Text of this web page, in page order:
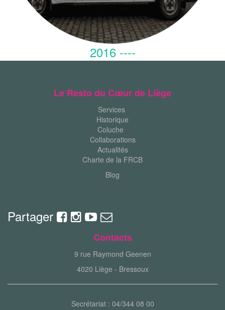
2016 ----
Le Resto du Cœur de Liège
Services
Historique
Coluche
Collaborations
Actualités
Charte de la FRCB
Blog
Partager
Contacts
9 rue Raymond Geenen
4020 Liège - Bressoux
Secrétariat : 04/344 08 00